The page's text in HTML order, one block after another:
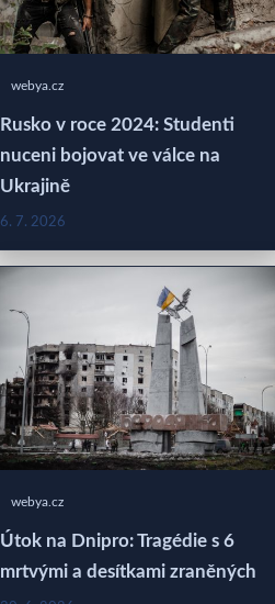
webya.cz
Rusko v roce 2024: Studenti
nuceni bojovat ve válce na
Ukrajině
6. 7. 2026
webya.cz
Útok na Dnipro: Tragédie s 6
mrtvými a desítkami zraněných